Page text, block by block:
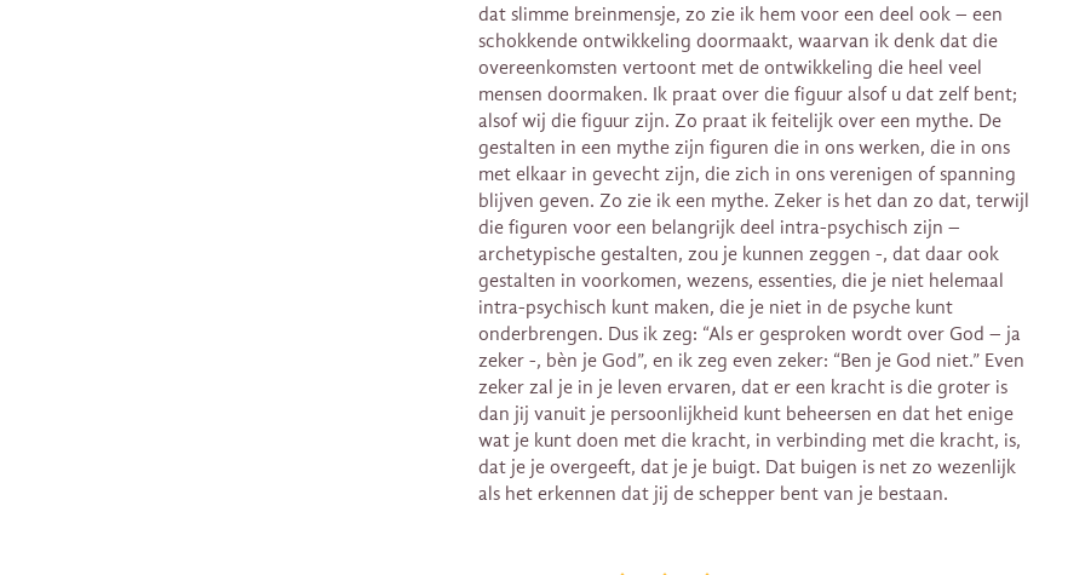
dat slimme breinmensje, zo zie ik hem voor een deel ook – een
schokkende ontwikkeling doormaakt, waarvan ik denk dat die
overeenkomsten vertoont met de ontwikkeling die heel veel
mensen doormaken. Ik praat over die figuur alsof u dat zelf bent;
alsof wij die figuur zijn. Zo praat ik feitelijk over een mythe. De
gestalten in een mythe zijn figuren die in ons werken, die in ons
met elkaar in gevecht zijn, die zich in ons verenigen of spanning
blijven geven. Zo zie ik een mythe. Zeker is het dan zo dat, terwijl
die figuren voor een belangrijk deel intra-psychisch zijn –
archetypische gestalten, zou je kunnen zeggen -, dat daar ook
gestalten in voorkomen, wezens, essenties, die je niet helemaal
intra-psychisch kunt maken, die je niet in de psyche kunt
onderbrengen. Dus ik zeg: “Als er gesproken wordt over God – ja
zeker -, bèn je God”, en ik zeg even zeker: “Ben je God niet.” Even
zeker zal je in je leven ervaren, dat er een kracht is die groter is
dan jij vanuit je persoonlijkheid kunt beheersen en dat het enige
wat je kunt doen met die kracht, in verbinding met die kracht, is,
dat je je overgeeft, dat je je buigt. Dat buigen is net zo wezenlijk
als het erkennen dat jij de schepper bent van je bestaan.